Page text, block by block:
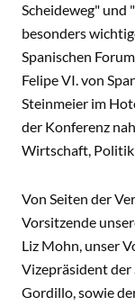
Scheideweg" und
besonders
Spanischen
Felipe VI. von
Steinmeier im
der Konferenz
Wirtschaft,
Von Seiten der
Vorsitzende
Liz Mohn, unser
Vizepräsident der
Gordillo, sowie